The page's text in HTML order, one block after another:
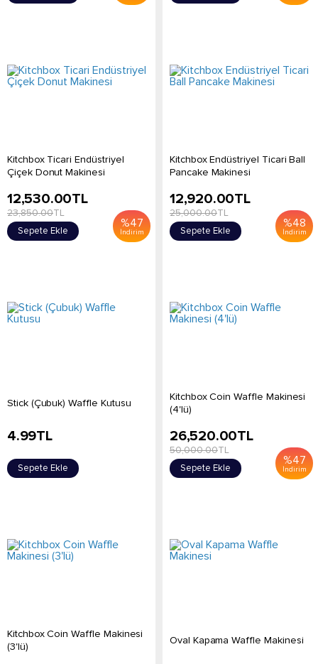
Kitchbox Ticari Endüstriyel
Çiçek Donut Makinesi
%47
İndirim
12,530.00TL
23,850.00TL
Sepete Ekle
Kitchbox Endüstriyel Ticari Ball
Pancake Makinesi
%48
İndirim
12,920.00TL
25,000.00TL
Sepete Ekle
Stick (Çubuk) Waffle Kutusu
4.99TL
Sepete Ekle
Kitchbox Coin Waffle Makinesi
(4'lü)
%47
İndirim
26,520.00TL
50,000.00TL
Sepete Ekle
Kitchbox Coin Waffle Makinesi
(3'lü)
Oval Kapama Waffle Makinesi